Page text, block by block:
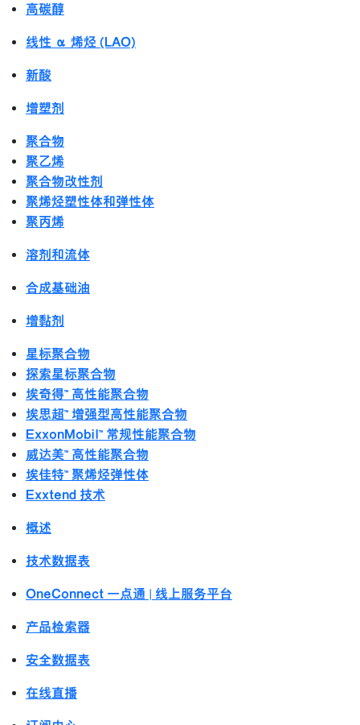
高碳醇
线性 α 烯烃 (LAO)
新酸
增塑剂
聚合物
聚乙烯
聚合物改性剂
聚烯烃塑性体和弹性体
聚丙烯
溶剂和流体
合成基础油
增黏剂
星标聚合物
探索星标聚合物
埃奇得™ 高性能聚合物
埃思超™ 增强型高性能聚合物
ExxonMobil™ 常规性能聚合物
威达美™ 高性能聚合物
埃佳特™ 聚烯烃弹性体
Exxtend 技术
概述
技术数据表
OneConnect 一点通 | 线上服务平台
产品检索器
安全数据表
在线直播